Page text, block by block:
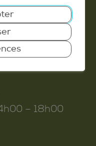
– 18h00